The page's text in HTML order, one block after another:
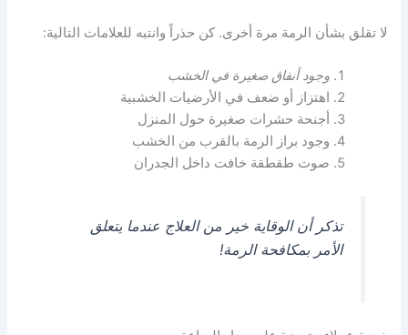
لا تقلق بشأن الرمة مرة أخرى. كن حذراً وانتبه للعلامات التالية:
وجود أنفاق صغيرة في الخشب
اهتزاز أو ضعف في الأرضيات الخشبية
أجنحة حشرات صغيرة حول المنزل
وجود براز الرمة بالقرب من الخشب
صوت طقطقة خافت داخل الجدران
تذكر أن الوقاية خير من العلاج عندما يتعلق
الأمر بمكافحة الرمة!